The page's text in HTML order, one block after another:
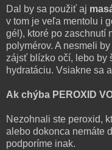
Dal by sa použiť aj
v tom je veľa mentolu i
gél), ktoré po zaschnutí
polymérov. A nesmeli
zájsť blízko očí, lebo by
hydratáciu. Vsiakne sa
Ak chýba PEROXID
Nezohnali ste peroxid,
alebo dokonca nemáte
podporíme inak.